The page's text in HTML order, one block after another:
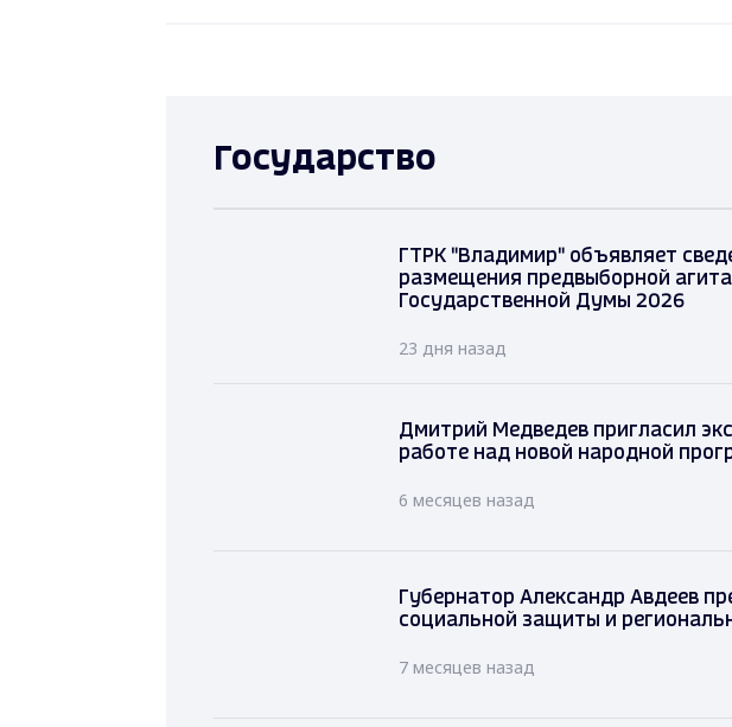
Государство
ГТРК "Владимир" объявляет
размещения предвыборной
Государственной Думы 2026
23 дня назад
Дмитрий Медведев пригласил
работе над новой народной
6 месяцев назад
Губернатор Александр Авдеев
социальной защиты и
7 месяцев назад